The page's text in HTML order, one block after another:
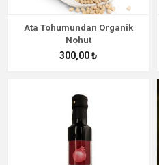
Ata Tohumundan Organik
Nohut
300,00 ₺